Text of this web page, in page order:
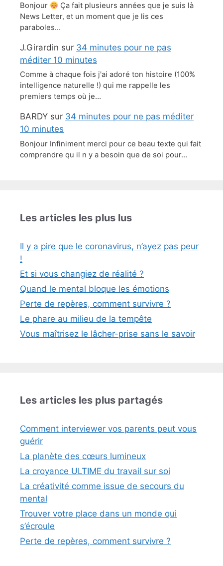
Bonjour
Ça fait plusieurs années que je suis là
News Letter, et un moment que je lis ces
paraboles…
J.Girardin sur 34 minutes pour ne pas
méditer 10 minutes
Comme à chaque fois j'ai adoré ton histoire (100%
intelligence naturelle !) qui me rappelle les
premiers temps où je…
BARDY sur 34 minutes pour ne pas méditer
10 minutes
Bonjour Infiniment merci pour ce beau texte qui fait
comprendre qu il n y a besoin que de soi pour…
Les articles les plus lus
Il y a pire que le coronavirus, n’ayez pas peur
!
Et si vous changiez de réalité ?
Quand le mental bloque les émotions
Perte de repères, comment survivre ?
Le phare au milieu de la tempête
Vous maîtrisez le lâcher-prise sans le savoir
Les articles les plus partagés
Comment interviewer vos parents peut vous
guérir
La planète des cœurs lumineux
La croyance ULTIME du travail sur soi
La créativité comme issue de secours du
mental
Trouver votre place dans un monde qui
s’écroule
Perte de repères, comment survivre ?